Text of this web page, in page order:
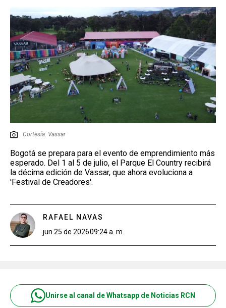
EMISIÓN 11:30 PM
Cortesía: Vassar
Bogotá se prepara para el evento de emprendimiento más
esperado. Del 1 al 5 de julio, el Parque El Country recibirá
la décima edición de Vassar, que ahora evoluciona a
'Festival de Creadores'.
RAFAEL NAVAS
jun 25 de 202609:24 a. m.
Unirse al canal de Whatsapp de Noticias RCN